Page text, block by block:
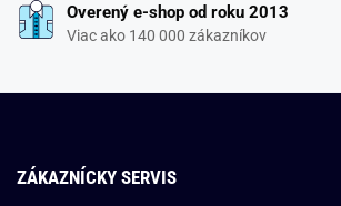
Overený e-shop od roku 2013
Viac ako 140 000 zákazníkov
ZÁKAZNÍCKY SERVIS